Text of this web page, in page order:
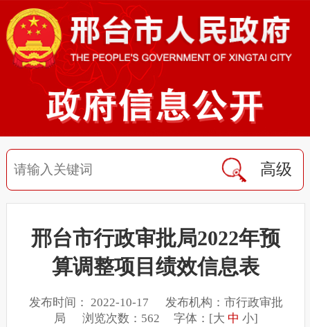
高级
邢台市行政审批局2022年预
算调整项目绩效信息表
发布时间： 2022-10-17 发布机构：市行政审批
局 浏览次数：562 字体：[大 中 小]